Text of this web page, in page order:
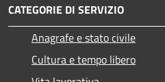
CATEGORIE DI SERVIZIO
Anagrafe e stato civile
Cultura e tempo libero